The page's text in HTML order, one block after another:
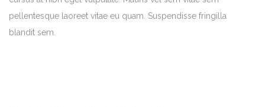
pellentesque laoreet vitae eu quam. Suspendisse fringilla
blandit sem.